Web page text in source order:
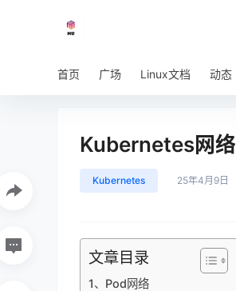
首页 广场 Linux文档 动态
Kubernetes网络
Kubernetes 25年4月9日
文章目录
1、Pod网络